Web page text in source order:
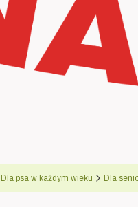
Dla psa w każdym wieku Dla